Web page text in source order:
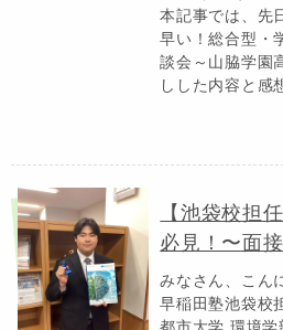
本記事では、先
早い！総合型・
談会～山脇学園
しした内容と感
【池袋校担
必見！〜面
みなさん、こん
早稲田塾池袋校
都市大学 環境学